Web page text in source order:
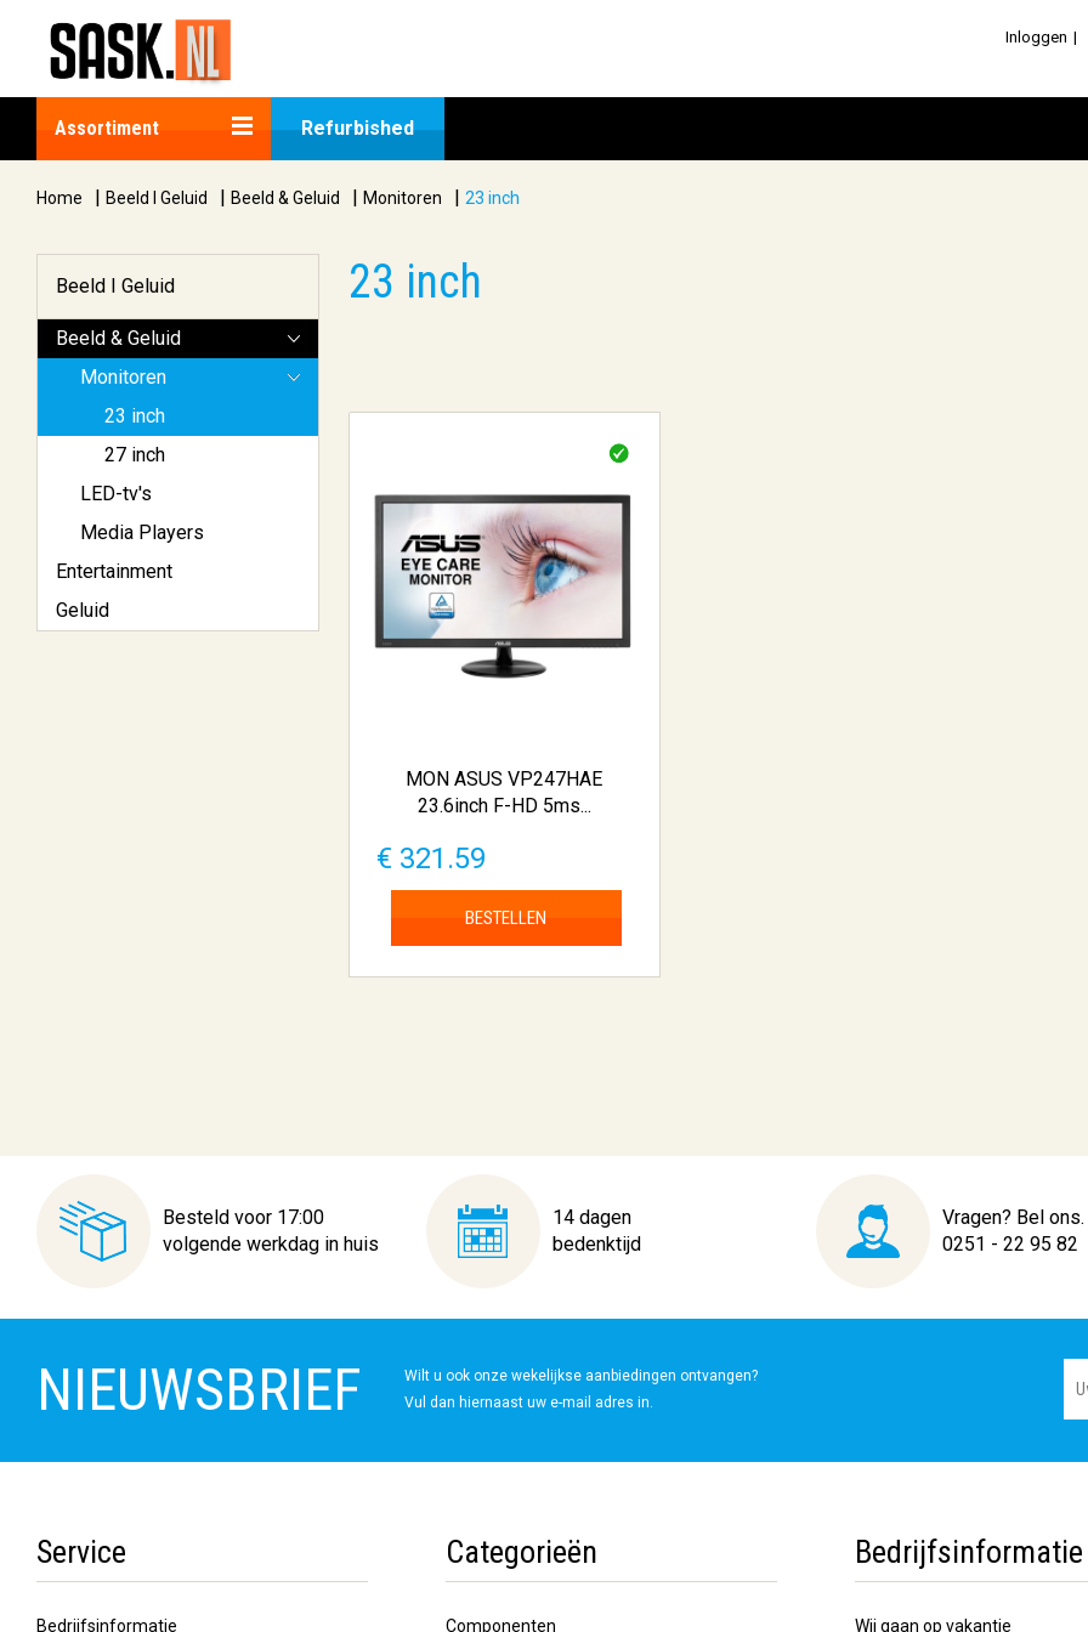
Inloggen
Assortiment Refurbished
Home | Beeld I Geluid | Beeld & Geluid | Monitoren | 23 inch
Beeld I Geluid
Beeld & Geluid
Monitoren
23 inch
27 inch
LED-tv's
Media Players
Entertainment
Geluid
23 inch
MON ASUS VP247HAE
23.6inch F-HD 5ms...
€ 321.59
BESTELLEN
Besteld voor 17:00
volgende werkdag in huis
14 dagen
bedenktijd
Vragen? Bel ons.
0251 - 22 95 82
NIEUWSBRIEF
Wilt u ook onze wekelijkse aanbiedingen ontvangen?
Vul dan hiernaast uw e-mail adres in.
Service
Bedrijfsinformatie
Categorieën
Componenten
Bedrijfsinformatie
Wij gaan op vakantie